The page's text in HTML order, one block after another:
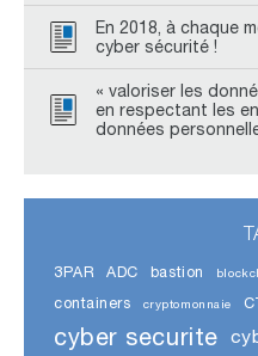
En 2018, à chaque
cyber sécurité !
« valoriser les
en respectant les
données
3PAR ADC bastion
containers cryptomonnaie
cyber securite